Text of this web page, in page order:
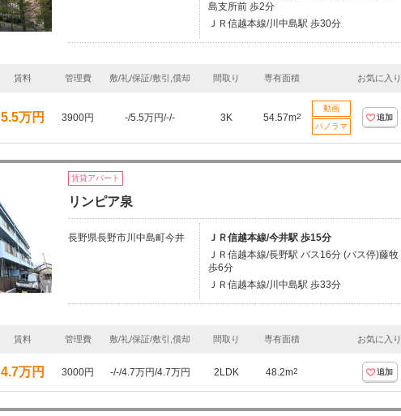
島支所前 歩2分
ＪＲ信越本線/川中島駅 歩30分
賃料 管理費 敷/礼/保証/敷引,償却 間取り 専有面積 お気に入り
5.5万円 3900円 -/5.5万円/-/- 3K 54.57m2
動画
パノラマ
追加
賃貸アパート
リンピア泉
長野県長野市川中島町今井
ＪＲ信越本線/今井駅 歩15分
ＪＲ信越本線/長野駅 バス16分 (バス停)藤牧
歩6分
ＪＲ信越本線/川中島駅 歩33分
賃料 管理費 敷/礼/保証/敷引,償却 間取り 専有面積 お気に入り
4.7万円 3000円 -/-/4.7万円/4.7万円 2LDK 48.2m2 追加